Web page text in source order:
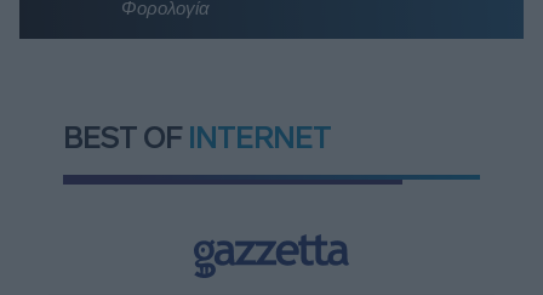
Φορολογία
BEST OF INTERNET